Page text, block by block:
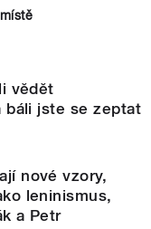
vědět
báli jste se zeptat
nové vzory,
leninismus,
a Petr